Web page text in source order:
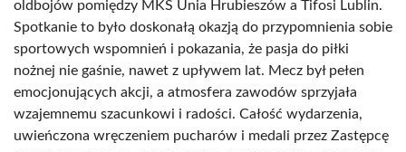
oldbojów pomiędzy MKS Unia Hrubieszów a Tifosi Lublin.
Spotkanie to było doskonałą okazją do przypomnienia sobie
sportowych wspomnień i pokazania, że pasja do piłki
nożnej nie gaśnie, nawet z upływem lat. Mecz był pełen
emocjonujących akcji, a atmosfera zawodów sprzyjała
wzajemnemu szacunkowi i radości. Całość wydarzenia,
uwieńczona wręczeniem pucharów i medali przez Zastępcę